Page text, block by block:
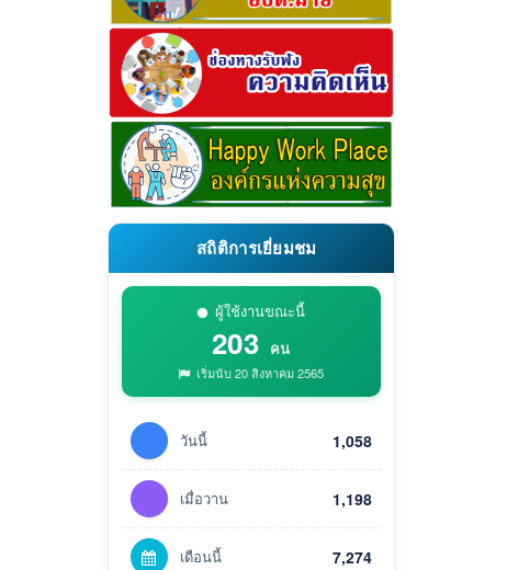
สถิติการเยี่ยมชม
ผู้ใช้งานขณะนี้
203 คน
เริ่มนับ 20 สิงหาคม 2565
วันนี้ 1,058
เมื่อวาน 1,198
เดือนนี้ 7,274